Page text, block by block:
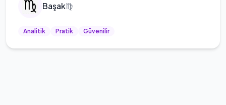
Başak♍
Analitik Pratik Güvenilir